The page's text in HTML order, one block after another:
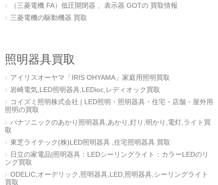
（三菱電機 FA）低圧開閉器 、表示器 GOTの 買取情報
三菱電機の駆動機器 買取
照明器具買取
アイリスオーヤマ「IRIS OHYAMA」家庭用照明買取
岩崎電気,LED照明器具,LEDioc,レディオック買取
コイズミ照明株式会社 | LED照明・照明器具・住宅・店舗・屋外用
照明の買取
パナソニックのあかり照明器具,あかり,灯り,明かり,電灯,ライト買
取
東芝ライテック(株)LED照明器具 ,住宅照明器具 買取
日立の家電品|照明器具：LEDシーリングライト：カラーLEDのリ
ング買取
ODELIC,オーデリック,照明器具,LED,照明器具,シーリングライト
買取